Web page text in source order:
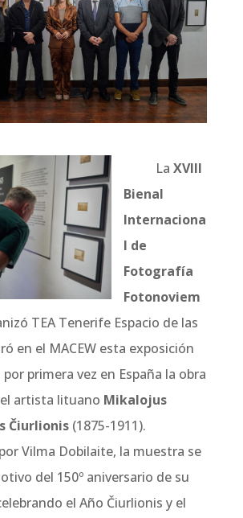
La XVIII
Bienal
Internaciona
l de
Fotografía
Fotonoviem
TEA Tenerife Espacio de las
en el MACEW esta exposición
primera vez en España la obra
artista lituano Mikalojus
Čiurlionis(1875-1911).
Vilma Dobilaite, la muestra se
del 150º aniversario de su
el Año Čiurlionis y el